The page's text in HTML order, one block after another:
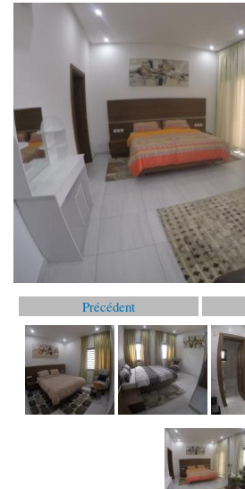
Précédent